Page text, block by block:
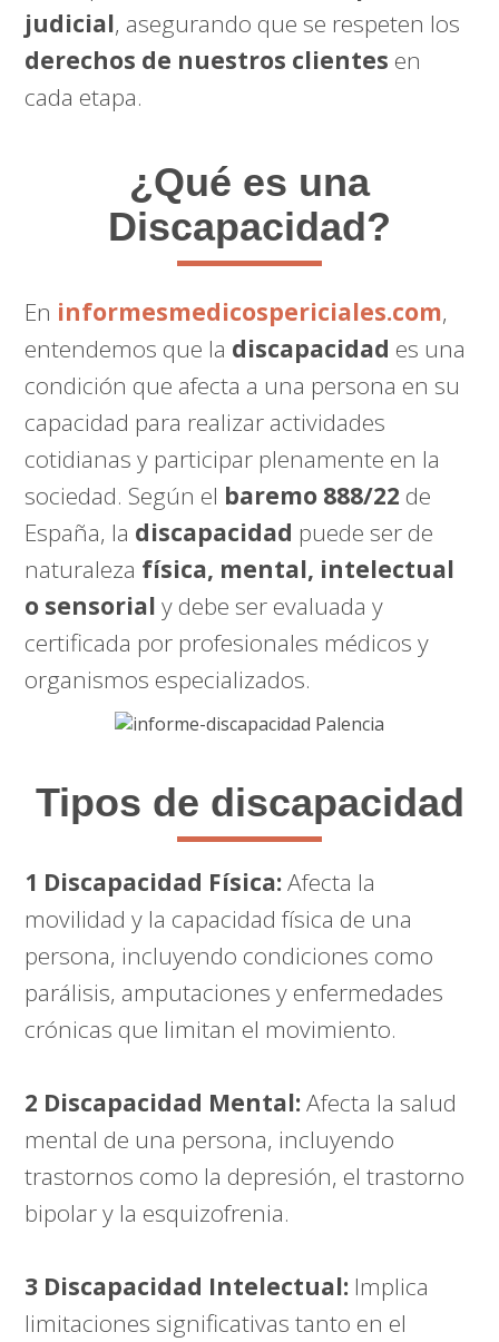
judicial, asegurando que se respeten los
derechos de nuestros clientes en
cada etapa.
¿Qué es una
Discapacidad?
En informesmedicospericiales.com,
entendemos que la discapacidad es una
condición que afecta a una persona en su
capacidad para realizar actividades
cotidianas y participar plenamente en la
sociedad. Según el baremo 888/22 de
España, la discapacidad puede ser de
naturaleza física, mental, intelectual
o sensorial y debe ser evaluada y
certificada por profesionales médicos y
organismos especializados.
Tipos de discapacidad
1 Discapacidad Física:Afecta la
movilidad y la capacidad física de una
persona, incluyendo condiciones como
parálisis, amputaciones y enfermedades
crónicas que limitan el movimiento.
2 Discapacidad Mental:Afecta la salud
mental de una persona, incluyendo
trastornos como la depresión, el trastorno
bipolar y la esquizofrenia.
3 Discapacidad Intelectual: Implica
limitaciones significativas tanto en el